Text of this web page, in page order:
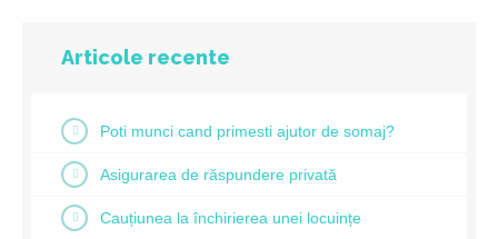
Articole recente
Poti munci cand primesti ajutor de somaj?
Asigurarea de răspundere privată
Cauțiunea la închirierea unei locuințe